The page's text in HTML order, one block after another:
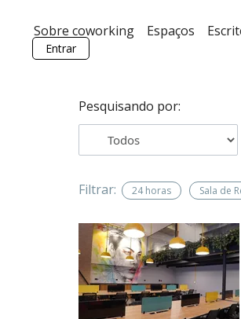
Sobre coworking Espaços
Entrar
Pesquisando por:
Filtrar: 24 horas Sala de